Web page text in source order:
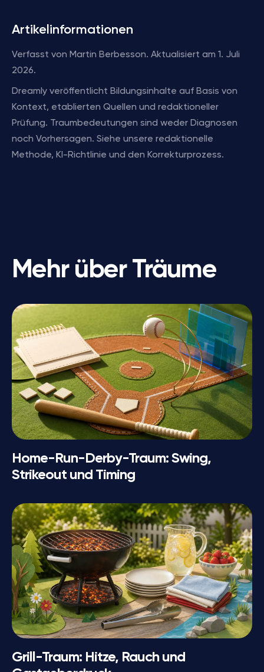
Artikelinformationen
Verfasst von Martin Berbesson. Aktualisiert am 1. Juli
2026.
Dreamly veröffentlicht Bildungsinhalte auf Basis von
Kontext, etablierten Quellen und redaktioneller
Prüfung. Traumbedeutungen sind weder Diagnosen
noch Vorhersagen. Siehe unsere redaktionelle
Methode, KI-Richtlinie und den Korrekturprozess.
Mehr über Träume
Home-Run-Derby-Traum: Swing,
Strikeout und Timing
Grill-Traum: Hitze, Rauch und